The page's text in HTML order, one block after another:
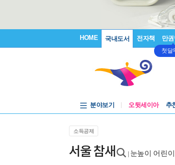
HOME 국내도서 전자책 만
첫달
분야보기 오뒷세이아 추
소득공제
서울 참새 눈높이 어린